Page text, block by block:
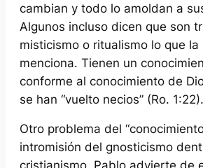
cambian y todo lo amoldan a
Algunos incluso dicen que son
misticismo o ritualismo lo que la
menciona. Tienen un
conforme al conocimiento de
se han “vuelto necios” (Ro. 1:22).
Otro problema del
intromisión del gnosticismo